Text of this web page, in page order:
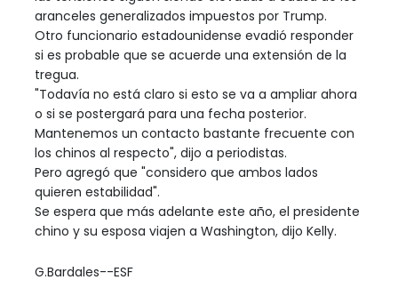
aranceles generalizados impuestos por Trump.
Otro funcionario estadounidense evadió responder
si es probable que se acuerde una extensión de la
tregua.
"Todavía no está claro si esto se va a ampliar ahora
o si se postergará para una fecha posterior.
Mantenemos un contacto bastante frecuente con
los chinos al respecto", dijo a periodistas.
Pero agregó que "considero que ambos lados
quieren estabilidad".
Se espera que más adelante este año, el presidente
chino y su esposa viajen a Washington, dijo Kelly.
G.Bardales--ESF